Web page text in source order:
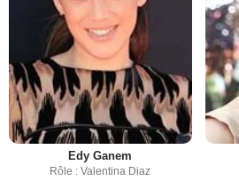
Edy Ganem
Rôle : Valentina Diaz